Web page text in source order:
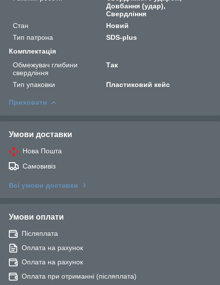
Довбання (удар),
Свердління
Стан
Новий
Тип патрона
SDS-plus
Комплектація
Обмежувач глибини
свердління
Так
Тип упаковки Пластиковий кейс
Приховати
Умови доставки
Нова Пошта
Самовивіз
Всі умови доставки
Умови оплати
Післяплата
Оплата на рахунок
Оплата на рахунок
Оплата при отриманні (післяплата)